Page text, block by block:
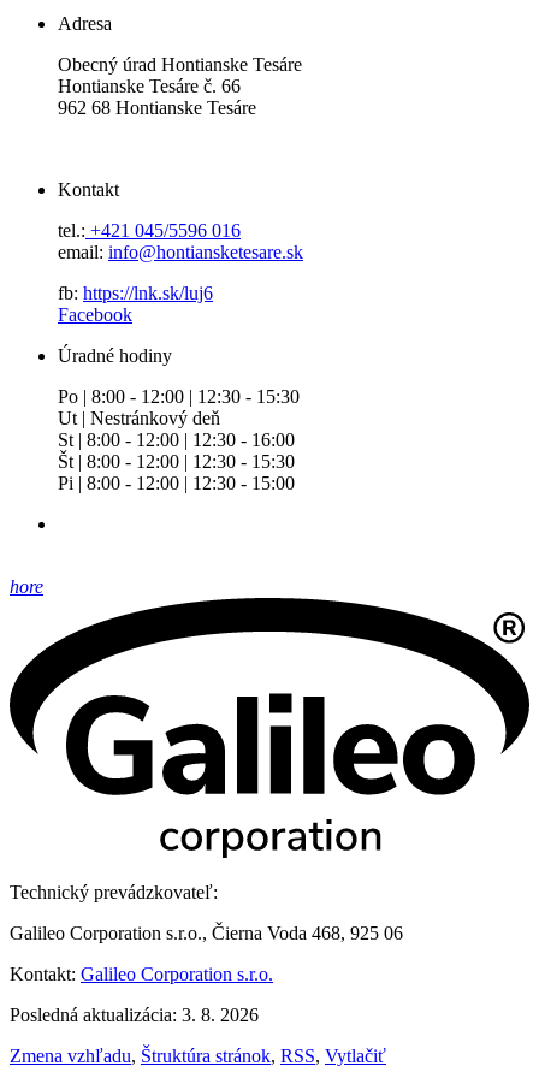
Adresa
Obecný úrad Hontianske Tesáre
Hontianske Tesáre č. 66
962 68 Hontianske Tesáre
Kontakt
tel.: +421 045/5596 016
email: info@hontiansketesare.sk
fb: https://lnk.sk/luj6
Facebook
Úradné hodiny
Po | 8:00 - 12:00 | 12:30 - 15:30
Ut | Nestránkový deň
St | 8:00 - 12:00 | 12:30 - 16:00
Št | 8:00 - 12:00 | 12:30 - 15:30
Pi | 8:00 - 12:00 | 12:30 - 15:00
hore
Technický prevádzkovateľ:
Galileo Corporation s.r.o., Čierna Voda 468, 925 06
Kontakt: Galileo Corporation s.r.o.
Posledná aktualizácia: 3. 8. 2026
Zmena vzhľadu, Štruktúra stránok, RSS, Vytlačiť